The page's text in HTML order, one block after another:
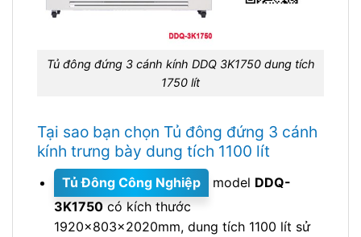
Tủ đông đứng 3 cánh kính DDQ 3K1750 dung tích
1750 lít
Tại sao bạn chọn Tủ đông đứng 3 cánh
kính trưng bày dung tích 1100 lít
Tủ Đông Công Nghiệp model DDQ-
3K1750có kích thước
1920x803x2020mm, dung tích 1100 lít sử